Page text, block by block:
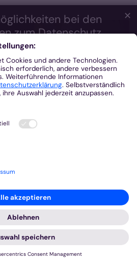
bei den
zum Datenschutz
Webseiten-Erlebnis bieten.
die für das Funktionieren unserer
Ihrer Zustimmung verwenden wir
Technologien, die zur Anzeige
über Youtube, Audios über
MapTiler ...) oder zu anonymen
werden. Sie können selbst
Ihrer Einstellungen womöglich
die Möglichkeit zum Widerruf Ihrer
Alle akzeptieren
✕
2023 in Lissabon:
- Tag 5
Tejo-Park! Es wird sehr heiß
voller und voller und die